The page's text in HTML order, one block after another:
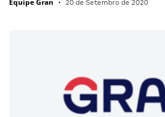
Equipe Gran • 20 de Setembro de 2020